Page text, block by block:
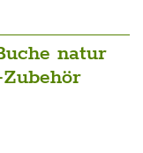
natur